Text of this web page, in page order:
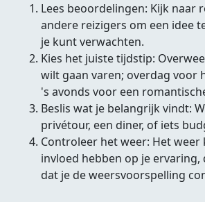
Lees beoordelingen: Kijk naar
andere reizigers om een idee
je kunt verwachten.
Kies het juiste tijdstip:
wilt gaan varen; overdag voor
's avonds voor een
Beslis wat je belangrijk vindt:
privétour, een diner, of iets
Controleer het weer: Het weer
invloed hebben op je
dat je de weersvoorspelling